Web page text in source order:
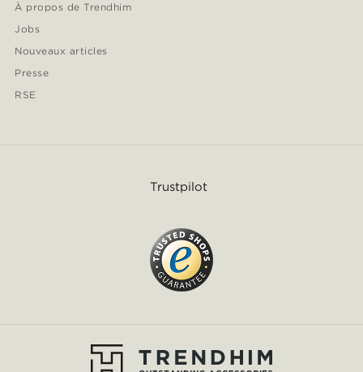
À propos de Trendhim
Jobs
Nouveaux articles
Presse
RSE
Trustpilot